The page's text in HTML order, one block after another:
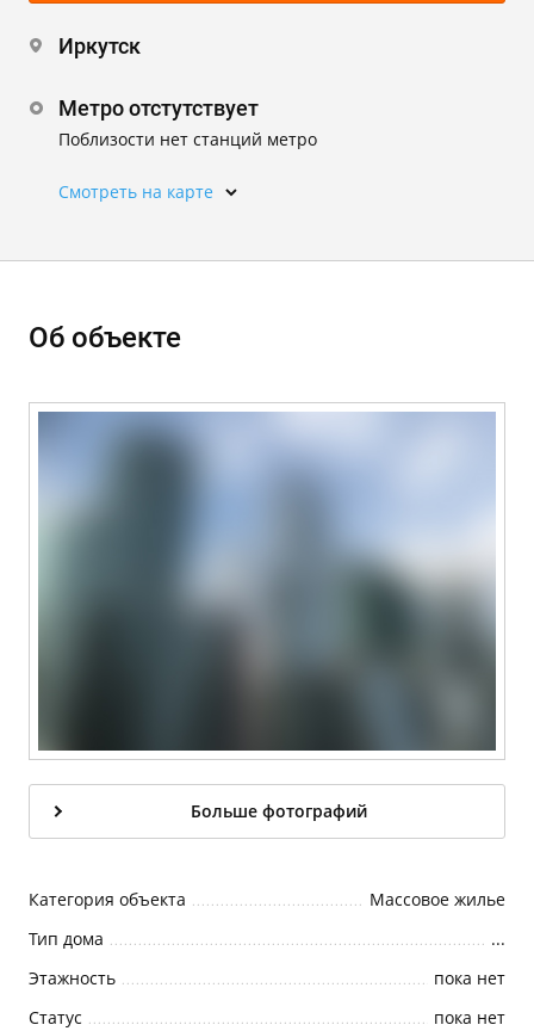
Иркутск
Метро отстутствует
Поблизости нет станций метро
Смотреть на карте
Об объекте
Больше фотографий
Категория объекта
Массовое жилье
Тип дома
...
Этажность
пока нет
Статус
пока нет